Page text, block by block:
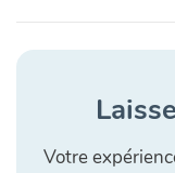
Votre